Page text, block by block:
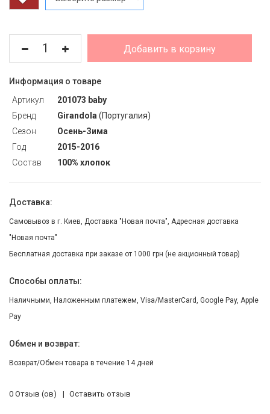
Добавить в корзину
Информация о товаре
Артикул
201073 baby
Бренд
Girandola (Португалия)
Сезон
Осень-Зима
Год
2015-2016
Состав
100% хлопок
Доставка:
Самовывоз в г. Киев, Доставка "Новая почта", Адресная доставка
"Новая почта"
Бесплатная доставка при заказе от 1000 грн (не акционный товар)
Способы оплаты:
Наличными, Наложенным платежем, Visa/MasterCard, Google Pay, Apple
Pay
Обмен и возврат:
Возврат/Обмен товара в течение 14 дней
0 Отзыв (ов) Оставить отзыв